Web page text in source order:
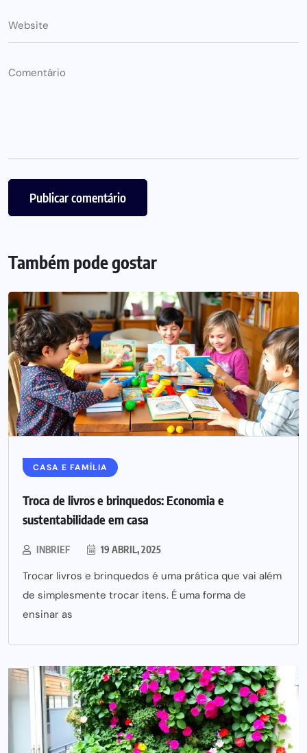
Também pode gostar
CASA E FAMÍLIA
Troca de livros e brinquedos: Economia e
sustentabilidade em casa
INBRIEF 19 ABRIL, 2025
Trocar livros e brinquedos é uma prática que vai além
de simplesmente trocar itens. É uma forma de
ensinar as